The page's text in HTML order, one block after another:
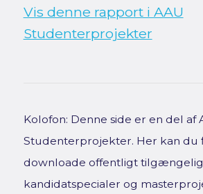
Vis denne rapport i AAU
Studenterprojekter
Kolofon: Denne side er en del af
Studenterprojekter. Her kan du
downloade offentligt
kandidatspecialer og